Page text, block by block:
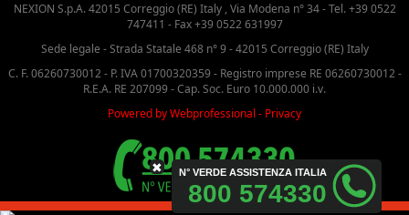
NEXION S.p.A. 42015 Correggio (RE) Italy , Via Modena n° 34 - Tel. +39 0522
747411 - Fax +39 0522 631997
Sede legale - Strada Statale 468 n° 9 - 42015 Correggio (RE) Italy
C. F. 06260730012 - P. IVA 01700320359 - Registro imprese RE 06260730012 -
R.E.A. RE 207099 - Cap. Soc. Euro 10.000.000 i.v.
Powered by Webprofessional - Privacy
✖ N° VERDE ASSISTENZA ITALIA
800 574330